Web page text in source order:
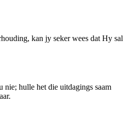
kan jy seker wees dat Hy sal
nie; hulle het die uitdagings saam